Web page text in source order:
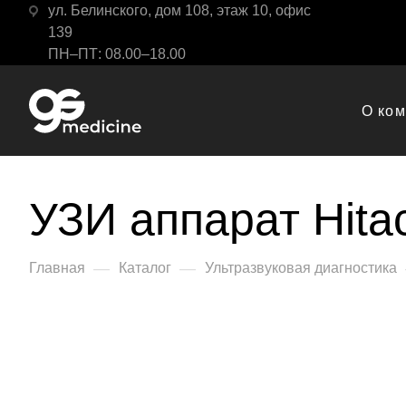
ул. Белинского, дом 108, этаж 10, офис
139
ПН–ПТ: 08.00–18.00
О
УЗИ аппарат
Главная — Каталог — Ультразвуковая диагностика